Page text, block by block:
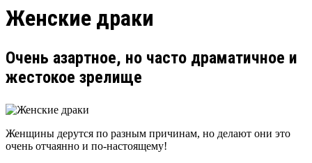
Женские драки
Очень азартное, но часто драматичное и
жестокое зрелище
Женщины дерутся по разным причинам, но делают они это
очень отчаянно и по-настоящему!